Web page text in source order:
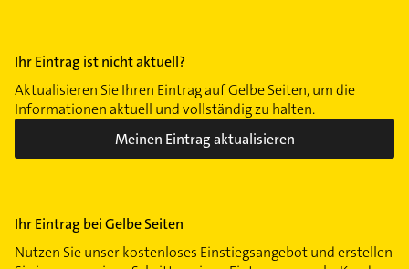
Ihr Eintrag ist nicht aktuell?
Aktualisieren Sie Ihren Eintrag auf Gelbe Seiten, um die
Informationen aktuell und vollständig zu halten.
Meinen Eintrag aktualisieren
Ihr Eintrag bei Gelbe Seiten
Nutzen Sie unser kostenloses Einstiegsangebot und erstellen